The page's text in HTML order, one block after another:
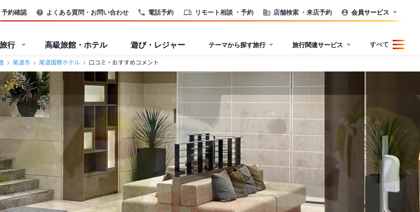
電話予約 リモート相談 ・予約 店舗検索 ・来店予約
予約確認 よくある質問・お問い合わせ 会員サービス
行 高級旅館・ホテル 遊び・レジャー テーマから探す旅行 旅行関連サービス すべて
尾道市 尾道国際ホテル 口コミ・おすすめコメント